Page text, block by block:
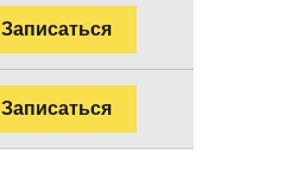
Записаться
Записаться